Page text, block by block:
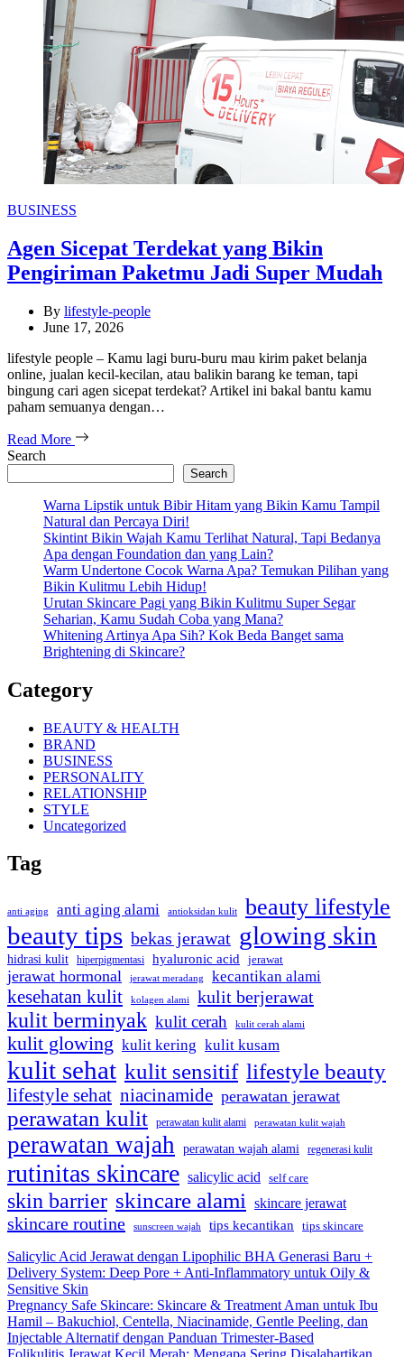
Categories
BUSINESS
Agen Sicepat Terdekat yang Bikin
Pengiriman Paketmu Jadi Super Mudah
By lifestyle-people
June 17, 2026
lifestyle people – Kamu lagi buru-buru mau kirim paket belanja
online, jualan kecil-kecilan, atau balikin barang ke teman, tapi
bingung cari agen sicepat terdekat? Artikel ini bakal bantu kamu
paham semuanya dengan…
Read More
Search
Search
Warna Lipstik untuk Bibir Hitam yang Bikin Kamu Tampil
Natural dan Percaya Diri!
Skintint Bikin Wajah Kamu Terlihat Natural, Tapi Bedanya
Apa dengan Foundation dan yang Lain?
Warm Undertone Cocok Warna Apa? Temukan Pilihan yang
Bikin Kulitmu Lebih Hidup!
Urutan Skincare Pagi yang Bikin Kulitmu Super Segar
Seharian, Kamu Sudah Coba yang Mana?
Whitening Artinya Apa Sih? Kok Beda Banget sama
Brightening di Skincare?
Category
BEAUTY & HEALTH
BRAND
BUSINESS
PERSONALITY
RELATIONSHIP
STYLE
Uncategorized
Tag
anti aging anti aging alami antioksidan kulit beauty lifestyle
beauty tips bekas jerawat glowing skin
hidrasi kulit hiperpigmentasi hyaluronic acid jerawat
jerawat hormonal jerawat meradang kecantikan alami
kesehatan kulit kolagen alami kulit berjerawat
kulit berminyak kulit cerah kulit cerah alami
kulit glowing kulit kering kulit kusam
kulit sehat kulit sensitif lifestyle beauty
lifestyle sehat niacinamide perawatan jerawat
perawatan kulit perawatan kulit alami perawatan kulit wajah
perawatan wajah perawatan wajah alami regenerasi kulit
rutinitas skincare salicylic acid self care
skin barrier skincare alami skincare jerawat
skincare routine sunscreen wajah tips kecantikan tips skincare
Salicylic Acid Jerawat dengan Lipophilic BHA Generasi Baru +
Delivery System: Deep Pore + Anti-Inflammatory untuk Oily &
Sensitive Skin
Pregnancy Safe Skincare: Skincare & Treatment Aman untuk Ibu
Hamil – Bakuchiol, Centella, Niacinamide, Gentle Peeling, dan
Injectable Alternatif dengan Panduan Trimester-Based